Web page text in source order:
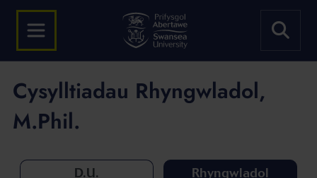
Cysylltiadau Rhyngwladol,
M.Phil.
D.U. Rhyngwladol